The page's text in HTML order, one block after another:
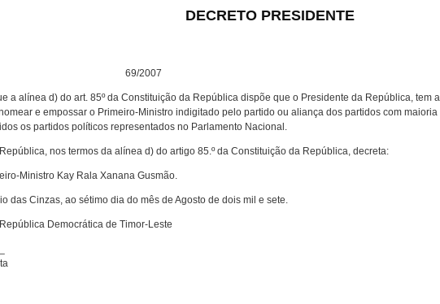
PRESIDENTE
2007
a alínea d) do art. 85º da Constituição da República dispõe que o Presidente da República, tem a
e empossar o Primeiro-Ministro indigitado pelo partido ou aliança dos partidos com maioria
os partidos políticos representados no Parlamento Nacional.
nos termos da alínea d) do artigo 85.º da Constituição da República, decreta:
Ministro Kay Rala Xanana Gusmão.
das Cinzas, ao sétimo dia do mês de Agosto de dois mil e sete.
Democrática de Timor-Leste